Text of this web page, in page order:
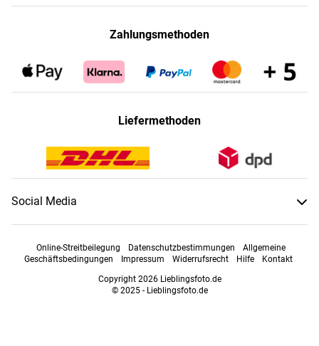
Zahlungsmethoden
Liefermethoden
Social Media
Online-Streitbeilegung Datenschutzbestimmungen
Allgemeine
Geschäftsbedingungen
Impressum Widerrufsrecht Hilfe
Kontakt
Copyright 2026 Lieblingsfoto.de
© 2025 - Lieblingsfoto.de